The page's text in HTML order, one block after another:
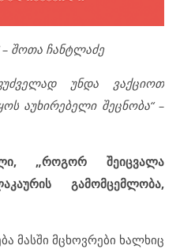
შოთა ჩანტლაძე
უნდა
ვაქციოთ
აუხირებელი შეცნობა“ –
, „როგორ
შეიცვალა
გამომცემლობა,
მასში მცხოვრები ხალხიც